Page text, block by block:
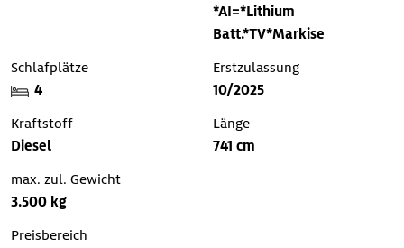
*AI=*Lithium
Batt.*TV*Markise
Schlafplätze
4
Erstzulassung
10/2025
Kraftstoff
Diesel
Länge
741 cm
max. zul. Gewicht
3.500 kg
Preisbereich